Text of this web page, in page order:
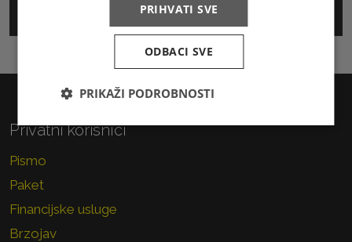
Privatni korisnici
Pismo
Paket
Financijske usluge
Brzojav
PRIHVATI SVE
ODBACI SVE
PRIKAŽI PODROBNOSTI